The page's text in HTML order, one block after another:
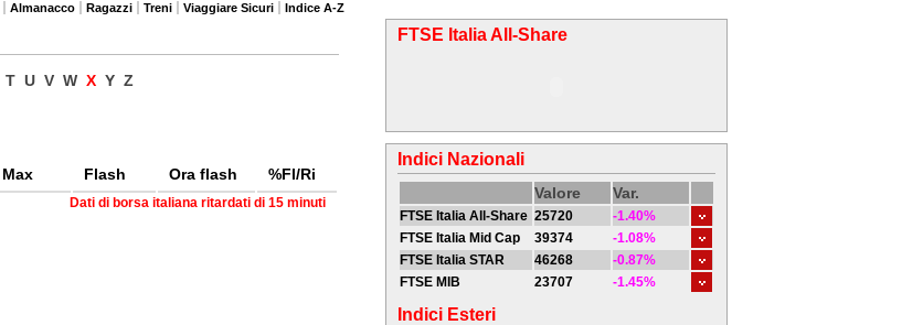
Almanacco Ragazzi Treni Viaggiare Sicuri Indice A-Z
T U V W X Y Z
Max Flash Ora flash %Fl/Ri
Dati di borsa italiana ritardati di 15 minuti
FTSE Italia All-Share
Indici Nazionali
Valore Var.
FTSE Italia All-Share 25720
-1.40%
FTSE Italia Mid Cap
39374
-1.08%
FTSE Italia STAR
46268
-0.87%
FTSE MIB
23707 -1.45%
Indici Esteri